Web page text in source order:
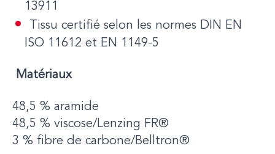
13911
Tissu certifié selon les normes DIN EN
ISO 11612 et EN 1149-5
Matériaux
48,5 % aramide
48,5 % viscose/Lenzing FR®
3 % fibre de carbone/Belltron®